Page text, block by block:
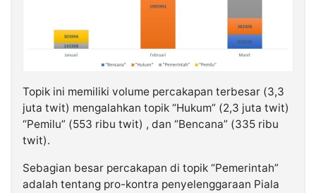
Topik ini memiliki volume percakapan terbesar (3,3
juta twit) mengalahkan topik “Hukum” (2,3 juta twit)
“Pemilu” (553 ribu twit) , dan “Bencana” (335 ribu
twit).
Sebagian besar percakapan di topik “Pemerintah”
adalah tentang pro-kontra penyelenggaraan Piala